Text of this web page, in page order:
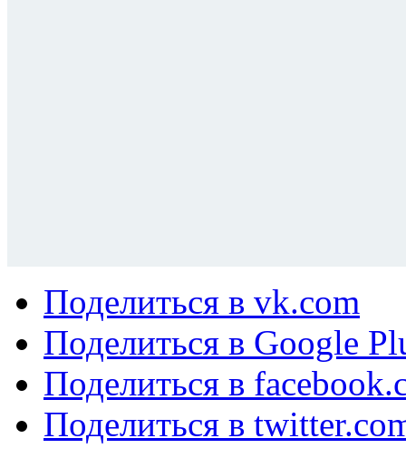
Поделиться в vk.com
Поделиться в Google
Поделиться в
Поделиться в